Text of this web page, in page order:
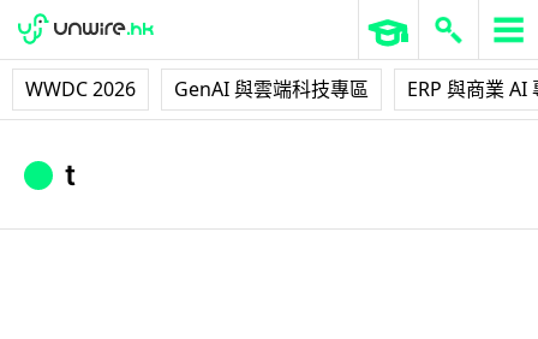
WWDC 2026 GenAI 與雲端科技專區 ERP 與商業 AI
t